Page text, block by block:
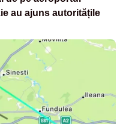
au ajuns autoritățile